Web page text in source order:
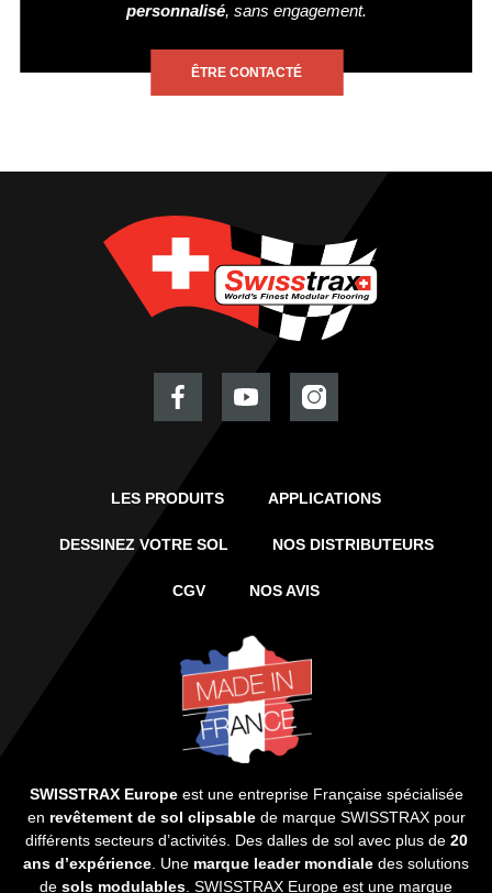
personnalisé, sans engagement.
ÊTRE CONTACTÉ
LES PRODUITS APPLICATIONS
DESSINEZ VOTRE SOL NOS DISTRIBUTEURS
CGV NOS AVIS
SWISSTRAX Europeest une entreprise Française spécialisée
en revêtement de sol clipsablede marque SWISSTRAX pour
différents secteurs d’activités. Des dalles de sol avec plus de 20
ans d’expérience . Une marque leader mondiale des solutions
de sols modulables . SWISSTRAX Europe est une marque